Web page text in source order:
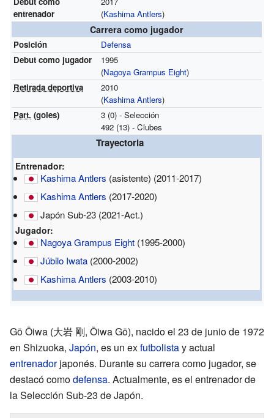
entrenador
(Kashima Antlers)
Carrera como jugador
Posición
Defensa
Debut como jugador
1995
(Nagoya Grampus Eight)
Retirada deportiva
2010
(Kashima Antlers)
Part. (goles)
3 (0) - Selección
492 (13) - Clubes
Trayectoria
Entrenador:
Kashima Antlers (asistente) (2011-2017)
Kashima Antlers (2017-2020)
Japón Sub-23 (2021-Act.)
Jugador:
Nagoya Grampus Eight (1995-2000)
Júbilo Iwata (2000-2002)
Kashima Antlers (2003-2010)
Gō Ōiwa (大岩 剛, Ōiwa Gō), nacido el 23 de junio de 1972
en Shizuoka, Japón, es un exfutbolistay actual
entrenadorjaponés. Durante su carrera como jugador, se
destacó comodefensa. Actualmente, es el entrenador de
la Selección Sub-23 de Japón.